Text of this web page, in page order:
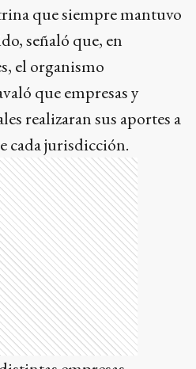
que siempre mantuvo
señaló que, en
el organismo
que empresas y
realizaran sus aportes a
cada jurisdicción.